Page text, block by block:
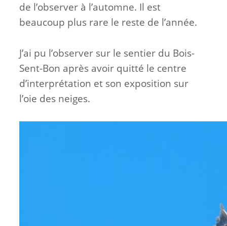
de l’observer à l’automne. Il est
beaucoup plus rare le reste de l’année.
J’ai pu l’observer sur le sentier du Bois-
Sent-Bon après avoir quitté le centre
d’interprétation et son exposition sur
l’oie des neiges.